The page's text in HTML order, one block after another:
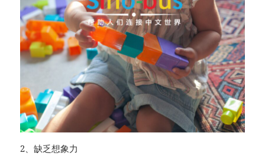
2、缺乏想象力